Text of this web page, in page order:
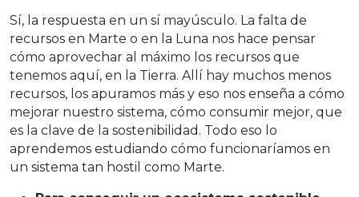
Sí, la respuesta en un sí mayúsculo. La falta de
recursos en Marte o en la Luna nos hace pensar
cómo aprovechar al máximo los recursos que
tenemos aquí, en la Tierra. Allí hay muchos menos
recursos, los apuramos más y eso nos enseña a cómo
mejorar nuestro sistema, cómo consumir mejor, que
es la clave de la sostenibilidad. Todo eso lo
aprendemos estudiando cómo funcionaríamos en
un sistema tan hostil como Marte.